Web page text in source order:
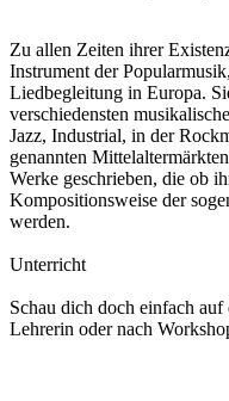
Zu allen Zeiten ihrer
Instrument der
Liedbegleitung in Europa.
verschiedensten
Jazz, Industrial, in der
genannten
Werke geschrieben, die ob
Kompositionsweise der
werden.
Unterricht
Schau dich doch einfach
Lehrerin oder nach